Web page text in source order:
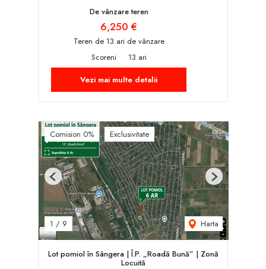
De vânzare teren
6,250 €
Teren de 13 ari de vânzare
Scoreni
13 ari
Vezi mai multe detalii
Comision 0% Exclusivitate
1 / 9 Harta
Previous Next
Lot pomiol în Sângera | Î.P. „Roadă Bună” | Zonă
Locuită